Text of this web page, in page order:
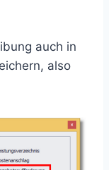
auch in
also